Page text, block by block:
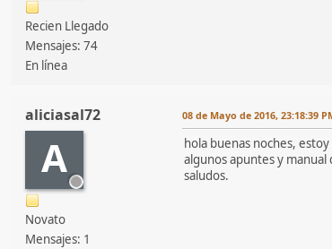
Recien Llegado
Mensajes: 74
En línea
aliciasal72
A
Novato
Mensajes: 1
08 de Mayo de 2016, 23:18:39
hola buenas noches,
algunos apuntes y
saludos.